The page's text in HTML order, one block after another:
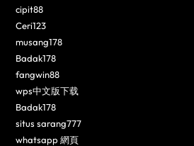
cipit88
Ceri123
musang178
Badak178
fangwin88
wps中文版下载
Badak178
situs sarang777
whatsapp 網頁